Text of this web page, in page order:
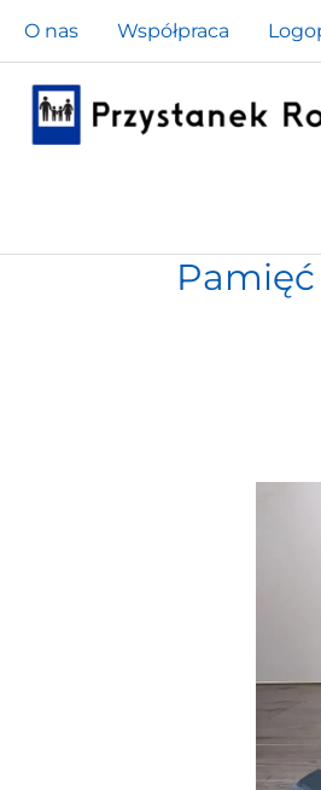
Przejdź
do
treści
O nas Współpraca
Pamięć